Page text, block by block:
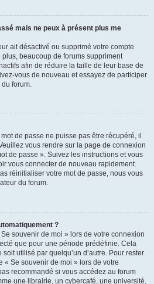
mais ne peux à présent plus me
ait désactivé ou supprimé votre compte
beaucoup de forums suppriment
afin de réduire la taille de leur base de
vous de nouveau et essayez de participer
forum.
de passe ne puisse pas être récupéré, il
vous rendre sur la page de connexion
de passe ». Suivez les instructions et vous
vous connecter de nouveau rapidement.
réinitialiser votre mot de passe, nous vous
du forum.
?
souvenir de moi » lors de votre connexion
que pour une période prédéfinie. Cela
utilisé par quelqu’un d’autre. Pour rester
« Se souvenir de moi » lors de votre
recommandé si vous accédez au forum
une librairie, un cybercafé, une université,